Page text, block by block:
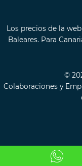
Los precios de la
Baleares. Para
©
Colaboraciones y